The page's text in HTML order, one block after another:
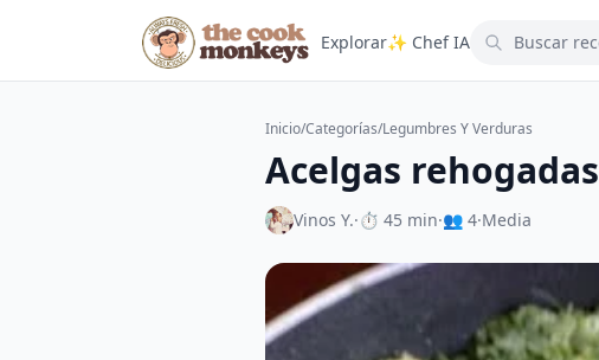
Explorar✨ Chef IA
Inicio/Categorías/Legumbres Y Verduras
Acelgas rehogadas
Vinos Y.·⏱ 45 min·👥 4·Media